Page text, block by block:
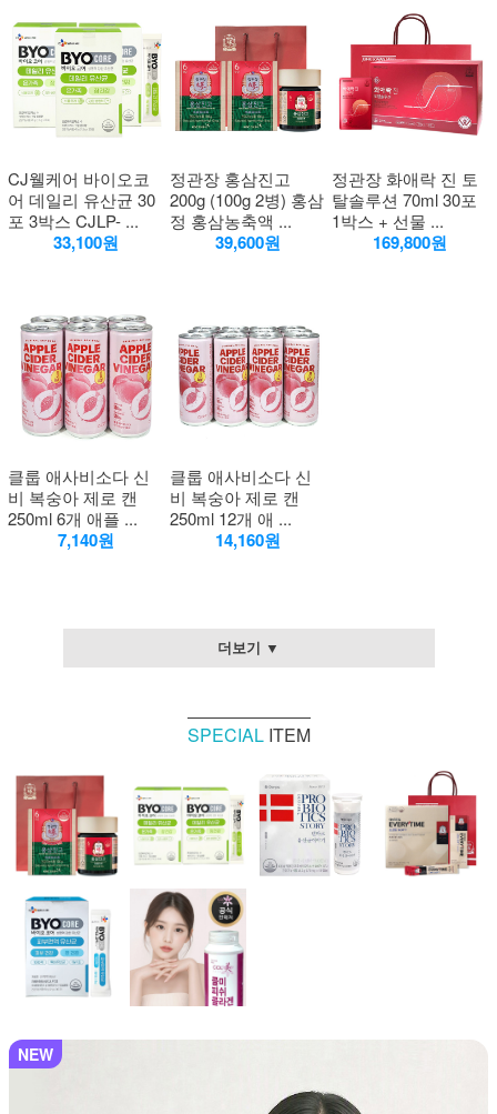
CJ웰케어 바이오코
어 데일리 유산균 30
포 3박스 CJLP- ...
33,100원
정관장 홍삼진고
200g (100g 2병) 홍삼
정 홍삼농축액 ...
39,600원
정관장 화애락 진 토
탈솔루션 70ml 30포
1박스 + 선물 ...
169,800원
클룹 애사비소다 신
비 복숭아 제로 캔
250ml 6개 애플 ...
7,140원
클룹 애사비소다 신
비 복숭아 제로 캔
250ml 12개 애 ...
14,160원
더보기 ▼
SPECIALITEM
NEW